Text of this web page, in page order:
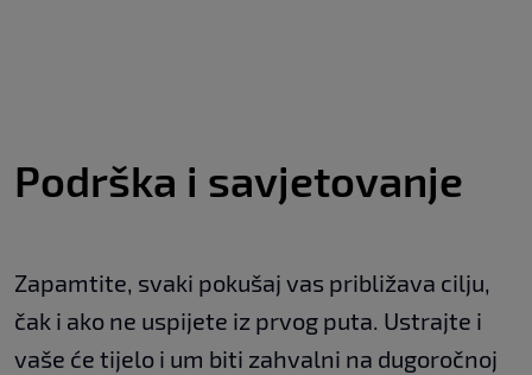
Podrška i savjetovanje
Zapamtite, svaki pokušaj vas približava cilju,
čak i ako ne uspijete iz prvog puta. Ustrajte i
vaše će tijelo i um biti zahvalni na dugoročnoj